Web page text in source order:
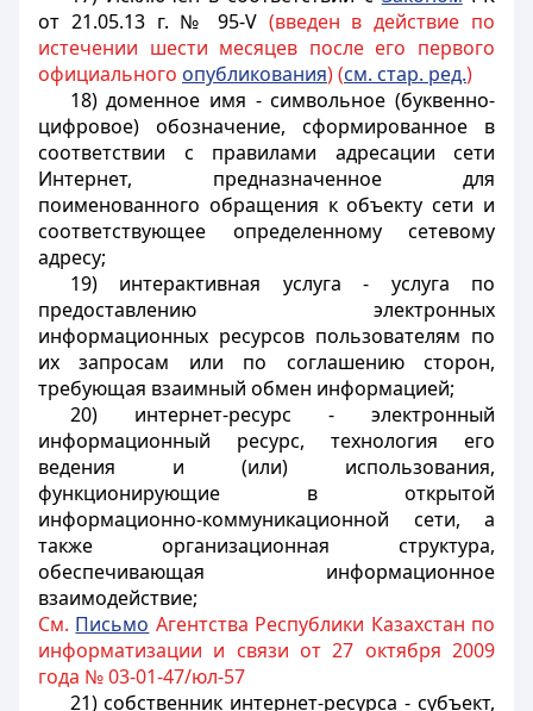
от 21.05.13 г. № 95-V (введен в действие по
истечении шести месяцев после его первого
официального опубликования) (см. стар. ред.)
18) доменное имя - символьное (буквенно-
цифровое) обозначение, сформированное в
соответствии с правилами адресации сети
Интернет, предназначенное для
поименованного обращения к объекту сети и
соответствующее определенному сетевому
адресу;
19) интерактивная услуга - услуга по
предоставлению электронных
информационных ресурсов пользователям по
их запросам или по соглашению сторон,
требующая взаимный обмен информацией;
20) интернет-ресурс - электронный
информационный ресурс, технология его
ведения и (или) использования,
функционирующие в открытой
информационно-коммуникационной сети, а
также организационная структура,
обеспечивающая информационное
взаимодействие;
См. Письмо Агентства Республики Казахстан по
информатизации и связи от 27 октября 2009
года № 03-01-47/юл-57
21) собственник интернет-ресурса - субъект,